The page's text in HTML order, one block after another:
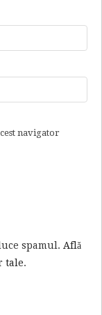
navigator
spamul. Află
tale.